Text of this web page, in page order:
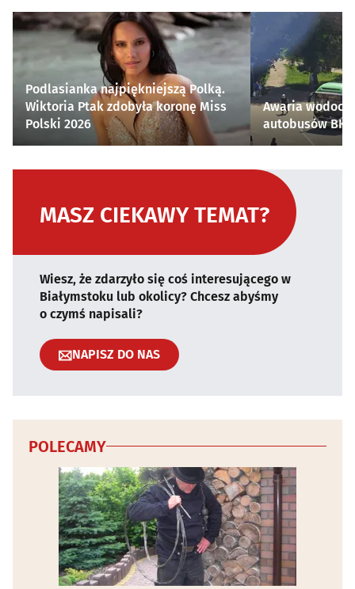
Podlasianka najpiękniejszą Polką.
Wiktoria Ptak zdobyła koronę Miss
Polski 2026
Awaria
autobusów
MASZ CIEKAWY TEMAT?
Wiesz, że zdarzyło się coś interesującego w
Białymstoku lub okolicy? Chcesz abyśmy
o czymś napisali?
NAPISZ DO NAS
POLECAMY